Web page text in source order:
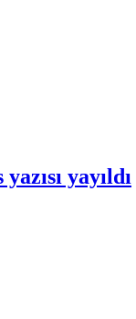
yayıldı